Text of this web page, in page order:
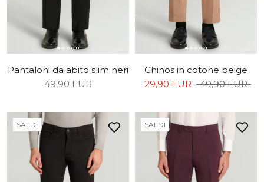
Pantaloni da abito slim neri
49,90 EUR
Chinos in cotone beige
29,90 EUR
49,90 EUR
SALDI SALDI